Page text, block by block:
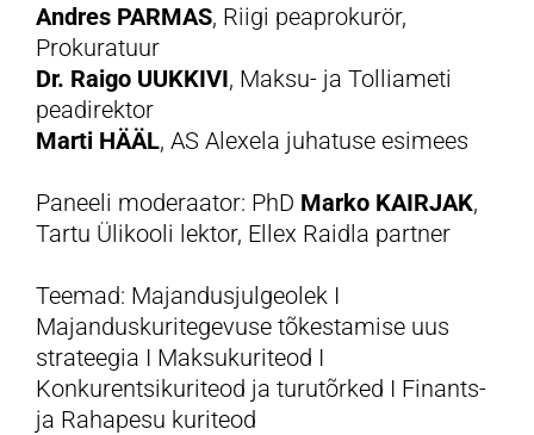
Andres PARMAS, Riigi peaprokurör,
Prokuratuur
Dr. Raigo UUKKIVI, Maksu- ja Tolliameti
peadirektor
Marti HÄÄL, AS Alexela juhatuse esimees
Paneeli moderaator: PhD Marko KAIRJAK,
Tartu Ülikooli lektor, Ellex Raidla partner
Teemad: Majandusjulgeolek I
Majanduskuritegevuse tõkestamise uus
strateegia I Maksukuriteod I
Konkurentsikuriteod ja turutõrked I Finants-
ja Rahapesu kuriteod